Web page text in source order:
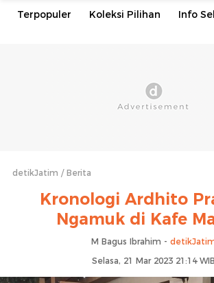
Terpopuler Koleksi Pilihan Info
detikJatim Berita
Kronologi Ardhito
Ngamuk di Kafe
M Bagus Ibrahim -
Selasa, 21 Mar 2023 21:14 WIB